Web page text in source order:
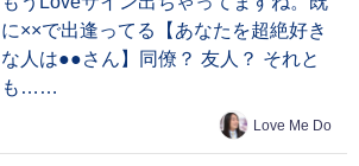
に××で出逢ってる【あなたを超絶好き
な人は●●さん】同僚？ 友人？ それと
も……
Love Me Do